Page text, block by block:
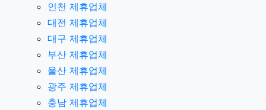
인천 제휴업체
대전 제휴업체
대구 제휴업체
부산 제휴업체
울산 제휴업체
광주 제휴업체
충남 제휴업체